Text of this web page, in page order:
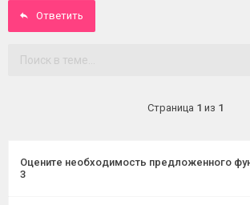
Вход
ФОРУМ
Активные
Ответить
Страница 1 из 1
Оцените необходимость предложенного
3